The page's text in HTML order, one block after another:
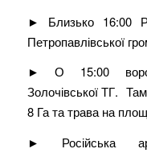
► Близько 16:00
Петропавлівської
► О 15:00
Золочівської ТГ.
8 Га та трава на
► Російська